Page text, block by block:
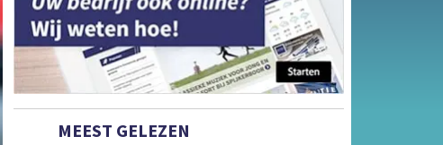
MEEST GELEZEN